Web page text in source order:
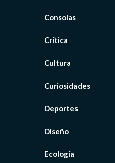
Consolas
Crítica
Cultura
Curiosidades
Deportes
Diseño
Ecología